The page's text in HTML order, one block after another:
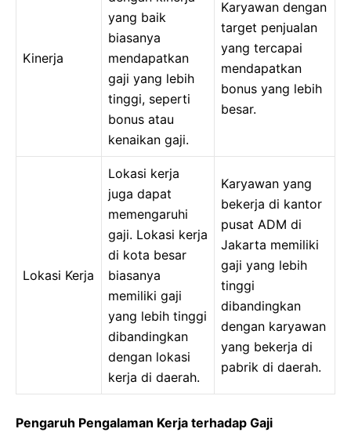
Kinerja
yang baik
biasanya
mendapatkan
gaji yang lebih
tinggi, seperti
bonus atau
kenaikan gaji.
Karyawan dengan
target penjualan
yang tercapai
mendapatkan
bonus yang lebih
besar.
Lokasi Kerja
Lokasi kerja
juga dapat
memengaruhi
gaji. Lokasi kerja
di kota besar
biasanya
memiliki gaji
yang lebih tinggi
dibandingkan
dengan lokasi
kerja di daerah.
Karyawan yang
bekerja di kantor
pusat ADM di
Jakarta memiliki
gaji yang lebih
tinggi
dibandingkan
dengan karyawan
yang bekerja di
pabrik di daerah.
Pengaruh Pengalaman Kerja terhadap Gaji